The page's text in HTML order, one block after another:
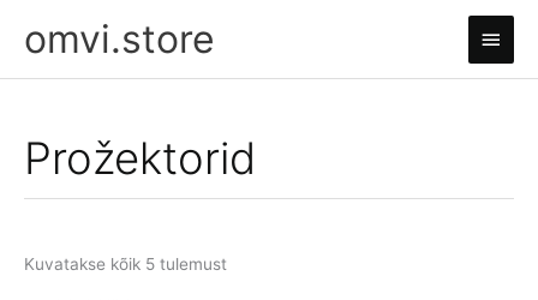
omvi.store
Main
Menu
Prožektorid
Kuvatakse kõik 5 tulemust